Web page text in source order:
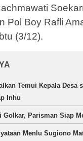
Pol Boy Rafli
(3/12).
Temui Kepala Desa
Inhu
Golkar, Parisman Siap
Menlu Sugiono